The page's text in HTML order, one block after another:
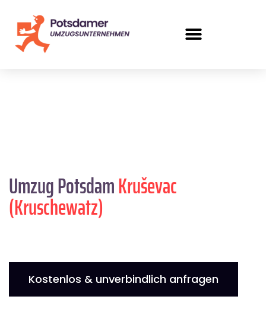
Umzug PotsdamKruševac
(Kruschewatz)
Kostenlos & unverbindlich anfragen